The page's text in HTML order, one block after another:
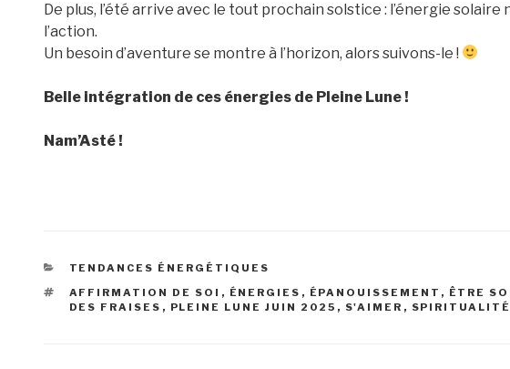
De plus, l’été arrive avec le tout prochain solstice : l’énergie solaire
l’action.
Un besoin d’aventure se montre à l’horizon, alors suivons-le !
Belle intégration de ces énergies de Pleine Lune !
Nam’Asté !
CATÉGORIES
TENDANCES ÉNERGÉTIQUES
ÉTIQUETTES
AFFIRMATION DE SOI , ÉNERGIES , ÉPANOUISSEMENT , ÊTRE
DES FRAISES , PLEINE LUNE JUIN 2025 , S'AIMER , SPIRITUALITÉ